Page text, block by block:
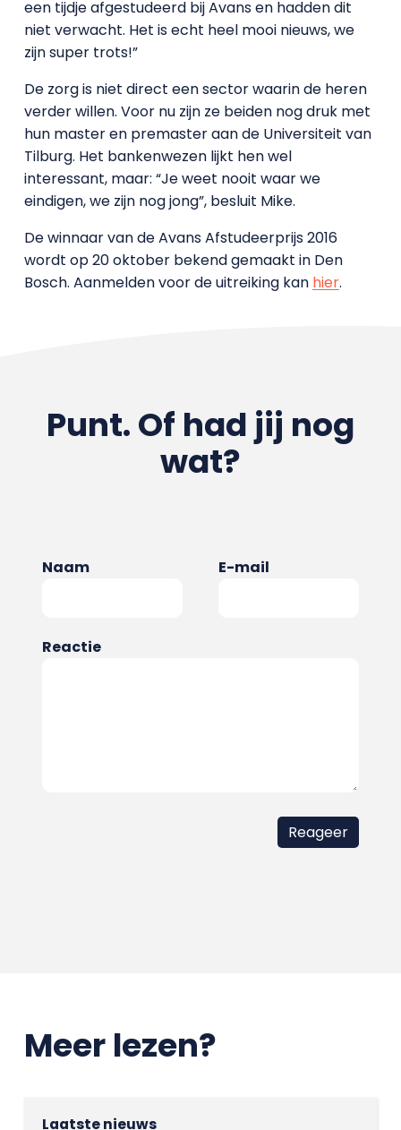
een tijdje afgestudeerd bij Avans en hadden dit
niet verwacht. Het is echt heel mooi nieuws, we
zijn super trots!”
De zorg is niet direct een sector waarin de heren
verder willen. Voor nu zijn ze beiden nog druk met
hun master en premaster aan de Universiteit van
Tilburg. Het bankenwezen lijkt hen wel
interessant, maar: “Je weet nooit waar we
eindigen, we zijn nog jong”, besluit Mike.
De winnaar van de Avans Afstudeerprijs 2016
wordt op 20 oktober bekend gemaakt in Den
Bosch. Aanmelden voor de uitreiking kan hier.
Punt. Of had jij nog
wat?
Naam E-mail
Reactie
Meer lezen?
Laatste nieuws